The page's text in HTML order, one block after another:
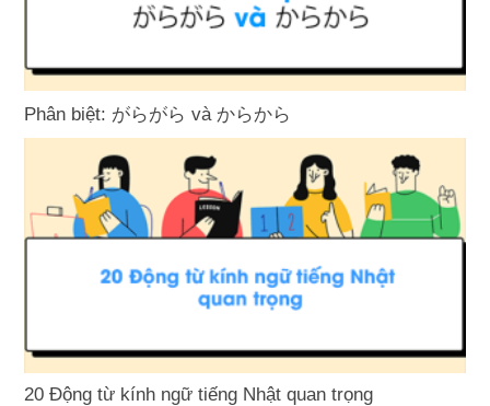
Phân biệt: がらがら và からから
20 Động từ kính ngữ tiếng Nhật quan trọng